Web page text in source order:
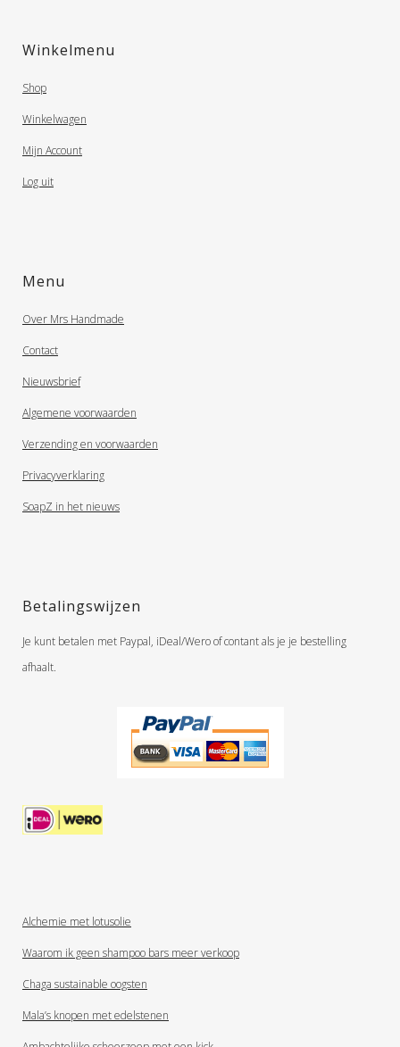
Winkelmenu
Shop
Winkelwagen
Mijn Account
Log uit
Menu
Over Mrs Handmade
Contact
Nieuwsbrief
Algemene voorwaarden
Verzending en voorwaarden
Privacyverklaring
SoapZ in het nieuws
Betalingswijzen
Je kunt betalen met Paypal, iDeal/Wero of contant als je je bestelling
afhaalt.
Alchemie met lotusolie
Waarom ik geen shampoo bars meer verkoop
Chaga sustainable oogsten
Mala’s knopen met edelstenen